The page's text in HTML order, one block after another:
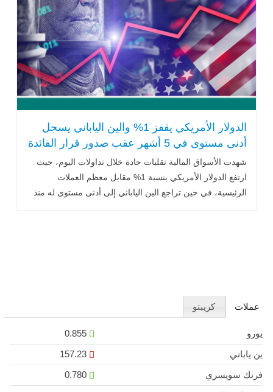
الدولار الأمريكي يقفز 1% والين الياباني يسجل
أدنى مستوى في 5 أشهر عقب صدور قرار الفائدة
شهدت الأسواق المالية تقلبات حادة خلال تداولات اليوم، حيث
ارتفع الدولار الأمريكي بنسبة 1% مقابل معظم العملات
الرئيسية، في حين تراجع الين الياباني إلى أدنى مستوى له منذ
عملات كريبتو
يورو
0.855
ين ياباني
157.23
فرنك سويسري
0.780